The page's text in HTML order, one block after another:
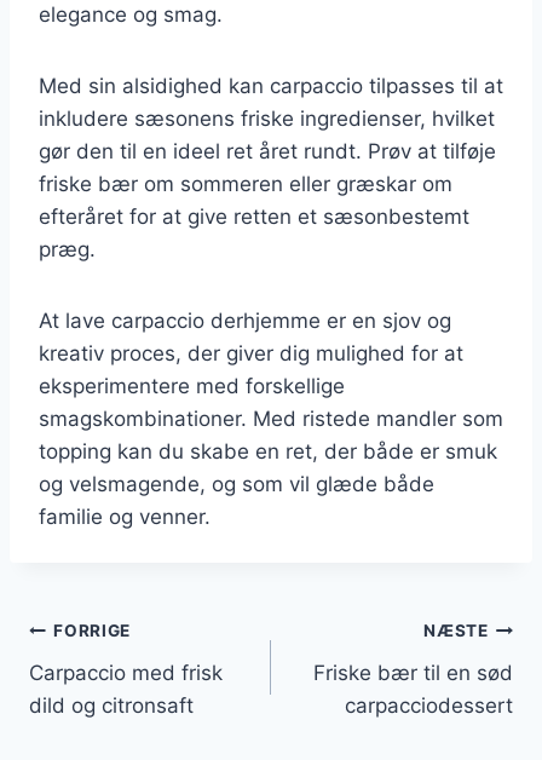
elegance og smag.
Med sin alsidighed kan carpaccio tilpasses til at
inkludere sæsonens friske ingredienser, hvilket
gør den til en ideel ret året rundt. Prøv at tilføje
friske bær om sommeren eller græskar om
efteråret for at give retten et sæsonbestemt
præg.
At lave carpaccio derhjemme er en sjov og
kreativ proces, der giver dig mulighed for at
eksperimentere med forskellige
smagskombinationer. Med ristede mandler som
topping kan du skabe en ret, der både er smuk
og velsmagende, og som vil glæde både
familie og venner.
Indlægsnavigation
FORRIGE
Carpaccio med frisk
dild og citronsaft
NÆSTE
Friske bær til en sød
carpacciodessert